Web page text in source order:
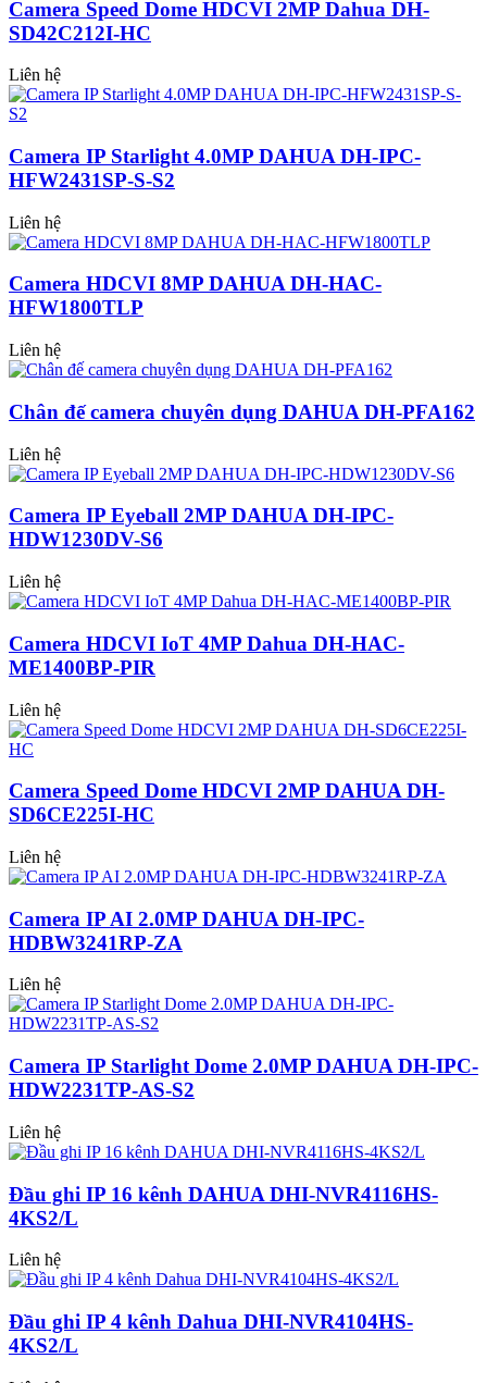
Camera Speed Dome HDCVI 2MP Dahua DH-
SD42C212I-HC
Liên hệ
Camera IP Starlight 4.0MP DAHUA DH-IPC-
HFW2431SP-S-S2
Liên hệ
Camera HDCVI 8MP DAHUA DH-HAC-
HFW1800TLP
Liên hệ
Chân đế camera chuyên dụng DAHUA DH-PFA162
Liên hệ
Camera IP Eyeball 2MP DAHUA DH-IPC-
HDW1230DV-S6
Liên hệ
Camera HDCVI IoT 4MP Dahua DH-HAC-
ME1400BP-PIR
Liên hệ
Camera Speed Dome HDCVI 2MP DAHUA DH-
SD6CE225I-HC
Liên hệ
Camera IP AI 2.0MP DAHUA DH-IPC-
HDBW3241RP-ZA
Liên hệ
Camera IP Starlight Dome 2.0MP DAHUA DH-IPC-
HDW2231TP-AS-S2
Liên hệ
Đầu ghi IP 16 kênh DAHUA DHI-NVR4116HS-
4KS2/L
Liên hệ
Đầu ghi IP 4 kênh Dahua DHI-NVR4104HS-
4KS2/L